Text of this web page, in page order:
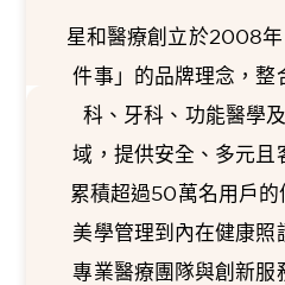
星和醫療創立於2008
件事」的品牌理念，整
科、牙科、功能醫學
域，提供安全、多元且
累積超過50萬名用戶
美學管理到內在健康照
專業醫療團隊與創新服